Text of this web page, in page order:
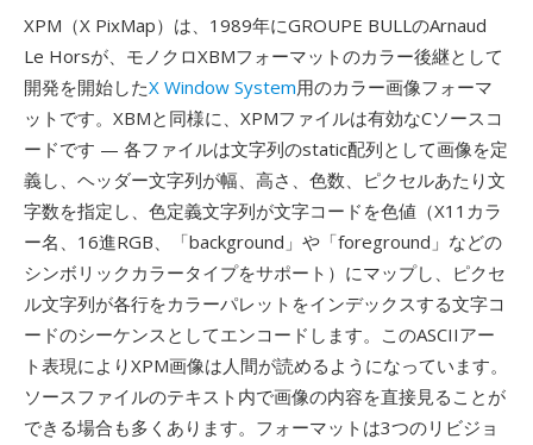
XPM（X PixMap）は、1989年にGROUPE BULLのArnaud
Le Horsが、モノクロXBMフォーマットのカラー後継として
開発を開始したX Window System用のカラー画像フォーマ
ットです。XBMと同様に、XPMファイルは有効なCソースコ
ードです — 各ファイルは文字列のstatic配列として画像を定
義し、ヘッダー文字列が幅、高さ、色数、ピクセルあたり文
字数を指定し、色定義文字列が文字コードを色値（X11カラ
ー名、16進RGB、「background」や「foreground」などの
シンボリックカラータイプをサポート）にマップし、ピクセ
ル文字列が各行をカラーパレットをインデックスする文字コ
ードのシーケンスとしてエンコードします。このASCIIアー
ト表現によりXPM画像は人間が読めるようになっています。
ソースファイルのテキスト内で画像の内容を直接見ることが
できる場合も多くあります。フォーマットは3つのリビジョ